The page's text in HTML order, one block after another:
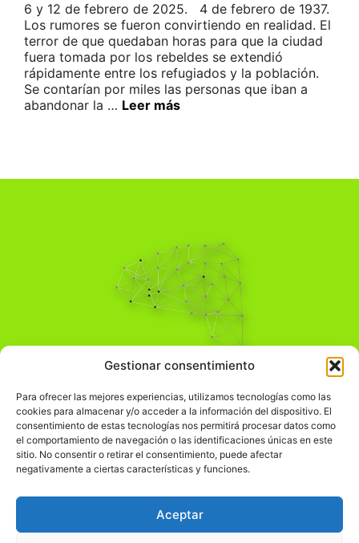
Gestionar consentimiento
Para ofrecer las mejores experiencias, utilizamos tecnologías como las
cookies para almacenar y/o acceder a la información del dispositivo. El
consentimiento de estas tecnologías nos permitirá procesar datos como
el comportamiento de navegación o las identificaciones únicas en este
sitio. No consentir o retirar el consentimiento, puede afectar
negativamente a ciertas características y funciones.
Aceptar
6 y 12 de febrero de 2025. 4 de febrero de 1937.
Los rumores se fueron convirtiendo en realidad. El
terror de que quedaban horas para que la ciudad
fuera tomada por los rebeldes se extendió
rápidamente entre los refugiados y la población.
Se contarían por miles las personas que iban a
abandonar la … Leer más
Pensamiento Crítico
Comprender el mundo para transformarlo.
Información Legal
჻Política de privacidad
Política de cookies